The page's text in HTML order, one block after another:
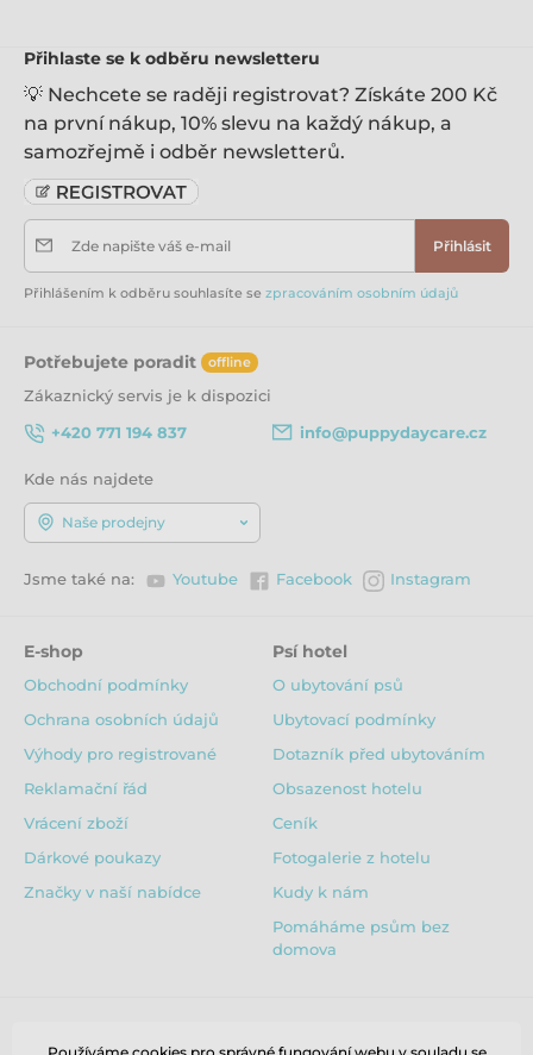
Přihlaste se k odběru newsletteru
💡 Nechcete se raději registrovat? Získáte 200 Kč
na první nákup, 10% slevu na každý nákup, a
samozřejmě i odběr newsletterů.
Zde napište váš e-mail Přihlásit
Přihlášením k odběru souhlasíte se zpracováním osobním údajů
Potřebujete poradit offline
Zákaznický servis je k dispozici
+420 771 194 837
info@puppydaycare.cz
Kde nás najdete
Naše prodejny
Jsme také na: Youtube Facebook Instagram
E-shop
Obchodní podmínky
Ochrana osobních údajů
Výhody pro registrované
Reklamační řád
Vrácení zboží
Dárkové poukazy
Značky v naší nabídce
Psí hotel
O ubytování psů
Ubytovací podmínky
Dotazník před ubytováním
Obsazenost hotelu
Ceník
Fotogalerie z hotelu
Kudy k nám
Pomáháme psům bez
domova